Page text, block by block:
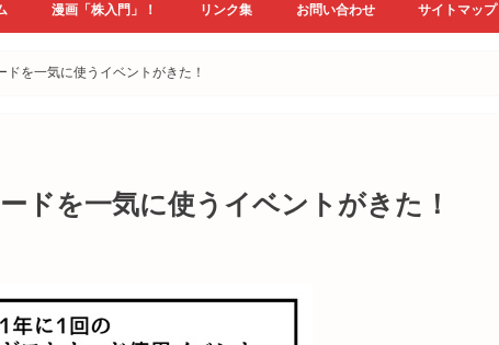
漫画「株入門」！ リンク集 お問い合わせ サイトマップ
ドを一気に使うイベントがきた！
ドを一気に使うイベントがきた！